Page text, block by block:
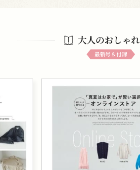
大人のおしゃ
最新号＆付録